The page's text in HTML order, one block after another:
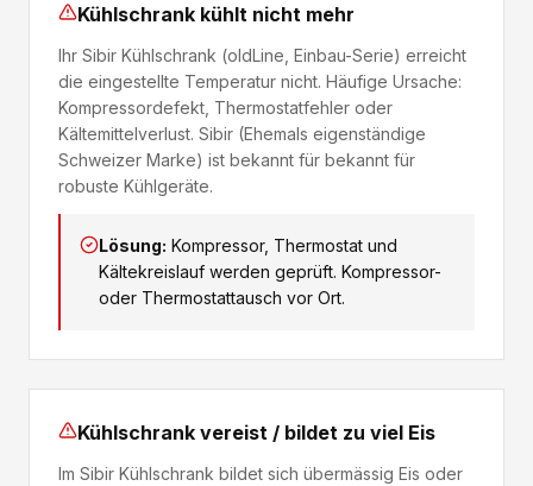
Kühlschrank kühlt nicht mehr
Ihr Sibir Kühlschrank (oldLine, Einbau-Serie) erreicht
die eingestellte Temperatur nicht. Häufige Ursache:
Kompressordefekt, Thermostatfehler oder
Kältemittelverlust. Sibir (Ehemals eigenständige
Schweizer Marke) ist bekannt für bekannt für
robuste Kühlgeräte.
Lösung: Kompressor, Thermostat und
Kältekreislauf werden geprüft. Kompressor-
oder Thermostattausch vor Ort.
Kühlschrank vereist / bildet zu viel Eis
Im Sibir Kühlschrank bildet sich übermässig Eis oder